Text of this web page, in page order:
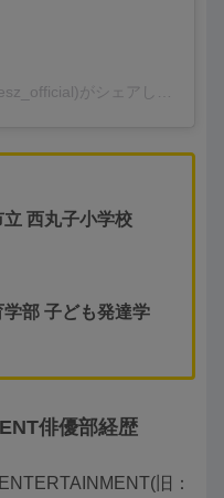
timelesz［タイムレス］(@timelesz_official)がシェアした投稿
立 西丸子小学校
学部 子ども発達学
俳優部経歴
旧：